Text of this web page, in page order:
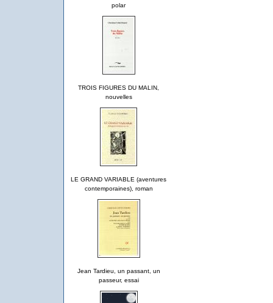
polar
TROIS FIGURES DU MALIN,
nouvelles
LE GRAND VARIABLE (aventures
contemporaines), roman
Jean Tardieu, un passant, un
passeur, essai